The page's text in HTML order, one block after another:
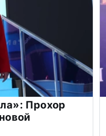
Прохор